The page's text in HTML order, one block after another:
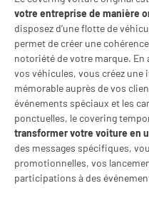
votre entreprise de manière
disposez d’une flotte de
permet de créer une
notoriété de votre marque.
vos véhicules, vous créez
mémorable auprès de vos
événements spéciaux et les
ponctuelles, le covering
transformer votre voiture en
des messages spécifiques,
promotionnelles, vos
participations à des